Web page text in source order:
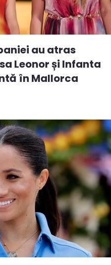
au atras
Leonor și Infanta
în Mallorca